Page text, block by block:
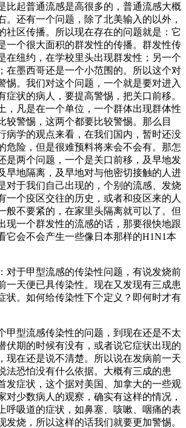
比起普通流感是高很多的，普通流感大概
。还有一个问题，除了北美输入的以外，
社区传播。所以现在存在的问题就是：它
一个很大面积的群发性的传播。群发性传
在纽约，在学校里头出现群发性；另一个
在墨西哥还是一个小范围的。所以这个对
惕。我们对这个问题，一个就是要对进入
症状的病人，要提高警惕，把关口前移。
，凡是在一个单位，一个群体出现群体性
较警惕，这两个都要比较警惕。那么目
病学的观点来看，在我们国内，暂时还没
危险，但是很难预料将来会不会有。那怎
是两个问题，一个是关口前移，及早地发
早地隔离，及早地对与他密切接触的人进
对于我们自己出现的，个别的流感、发烧
一个疫区交往的历史，或者和疫区来的人
般不要紧的，在家里头隔离就可以了。但
现一个群发性的流感的话，那要很快地跟
它会不会产生一些像日本那样的H1N1本
对于甲型流感的传染性问题，有说发烧前
一天便已具传染性。现在又发现有三成患
状。如何给传染性下个定义？即何时才有
型流感传染性的问题，到现在还是不太
伏期的时候有没有，或者说它症状出现的
现在还是说不清楚。所以说在发病前一天
法恐怕没有什么依据。大概有三成的患
发症状，这个据对美国、加拿大的一些观
对少数病人的观察，确实有这样的情况，
呼吸道的症状，如鼻塞、咳嗽、咽痛的表
发烧，所以这样的话我们就要更加警惕。